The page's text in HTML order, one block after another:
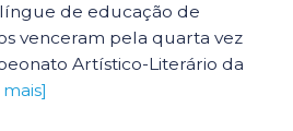
de educação de
venceram pela quarta vez
Artístico-Literário da